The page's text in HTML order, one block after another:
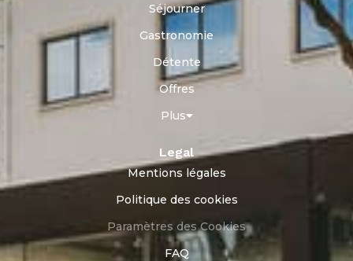
Séjourner
Gastronomie
Détente
Offres
Plus
Legal
Mentions légales
Politique des cookies
Paramètres des Cookies
FAQ